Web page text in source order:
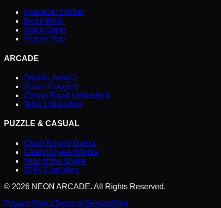
Spacebar Clicker
Block Blast
Stack Game
Pigeon Pop
ARCADE
Doodle Jump 2
Space Huggers
Crossy Road Unblocked
Tetris Unblocked
PUZZLE & CASUAL
Clash Royale Guess
Clash Royale Wordle
Year of the Snake
2048 Cupcakes
© 2026 NEON ARCADE. All Rights Reserved.
Privacy PolicyTerms of ServiceBlog